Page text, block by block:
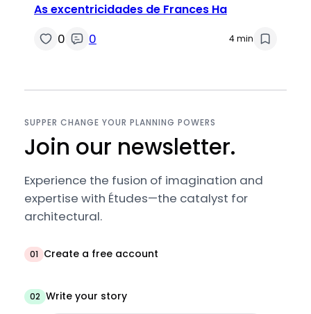
As excentricidades de Frances Ha
0 0 4 min
SUPPER CHANGE YOUR PLANNING POWERS
Join our newsletter.
Experience the fusion of imagination and
expertise with Études—the catalyst for
architectural.
01 Create a free account
02 Write your story